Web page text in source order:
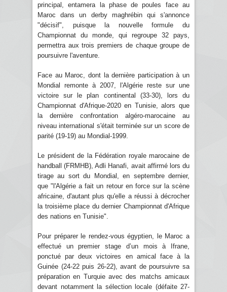
principal, entamera la phase de poules face au
Maroc dans un derby maghrébin qui s'annonce
"décisif", puisque la nouvelle formule du
Championnat du monde, qui regroupe 32 pays,
permettra aux trois premiers de chaque groupe de
poursuivre l'aventure.
Face au Maroc, dont la dernière participation à un
Mondial remonte à 2007, l'Algérie reste sur une
victoire sur le plan continental (33-30), lors du
Championnat d'Afrique-2020 en Tunisie, alors que
la dernière confrontation algéro-marocaine au
niveau international s'était terminée sur un score de
parité (19-19) au Mondial-1999.
Le président de la Fédération royale marocaine de
handball (FRMHB), Adli Hanafi, avait affirmé lors du
tirage au sort du Mondial, en septembre dernier,
que "l'Algérie a fait un retour en force sur la scène
africaine, d'autant plus qu'elle a réussi à décrocher
la troisième place du dernier Championnat d'Afrique
des nations en Tunisie".
Pour préparer le rendez-vous égyptien, le Maroc a
effectué un premier stage d’un mois à Ifrane,
ponctué par deux victoires en amical face à la
Guinée (24-22 puis 26-22), avant de poursuivre sa
préparation en Turquie avec des matchs amicaux
devant notamment la sélection locale (défaite 27-